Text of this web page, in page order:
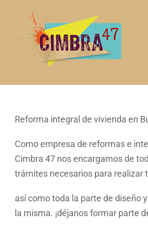
contenido
Reforma integral de vivienda en
Como empresa de reformas e
Cimbra 47 nos encargamos de
trámites necesarios para realizar
así como toda la parte de diseño
la misma. ¡déjanos formar parte